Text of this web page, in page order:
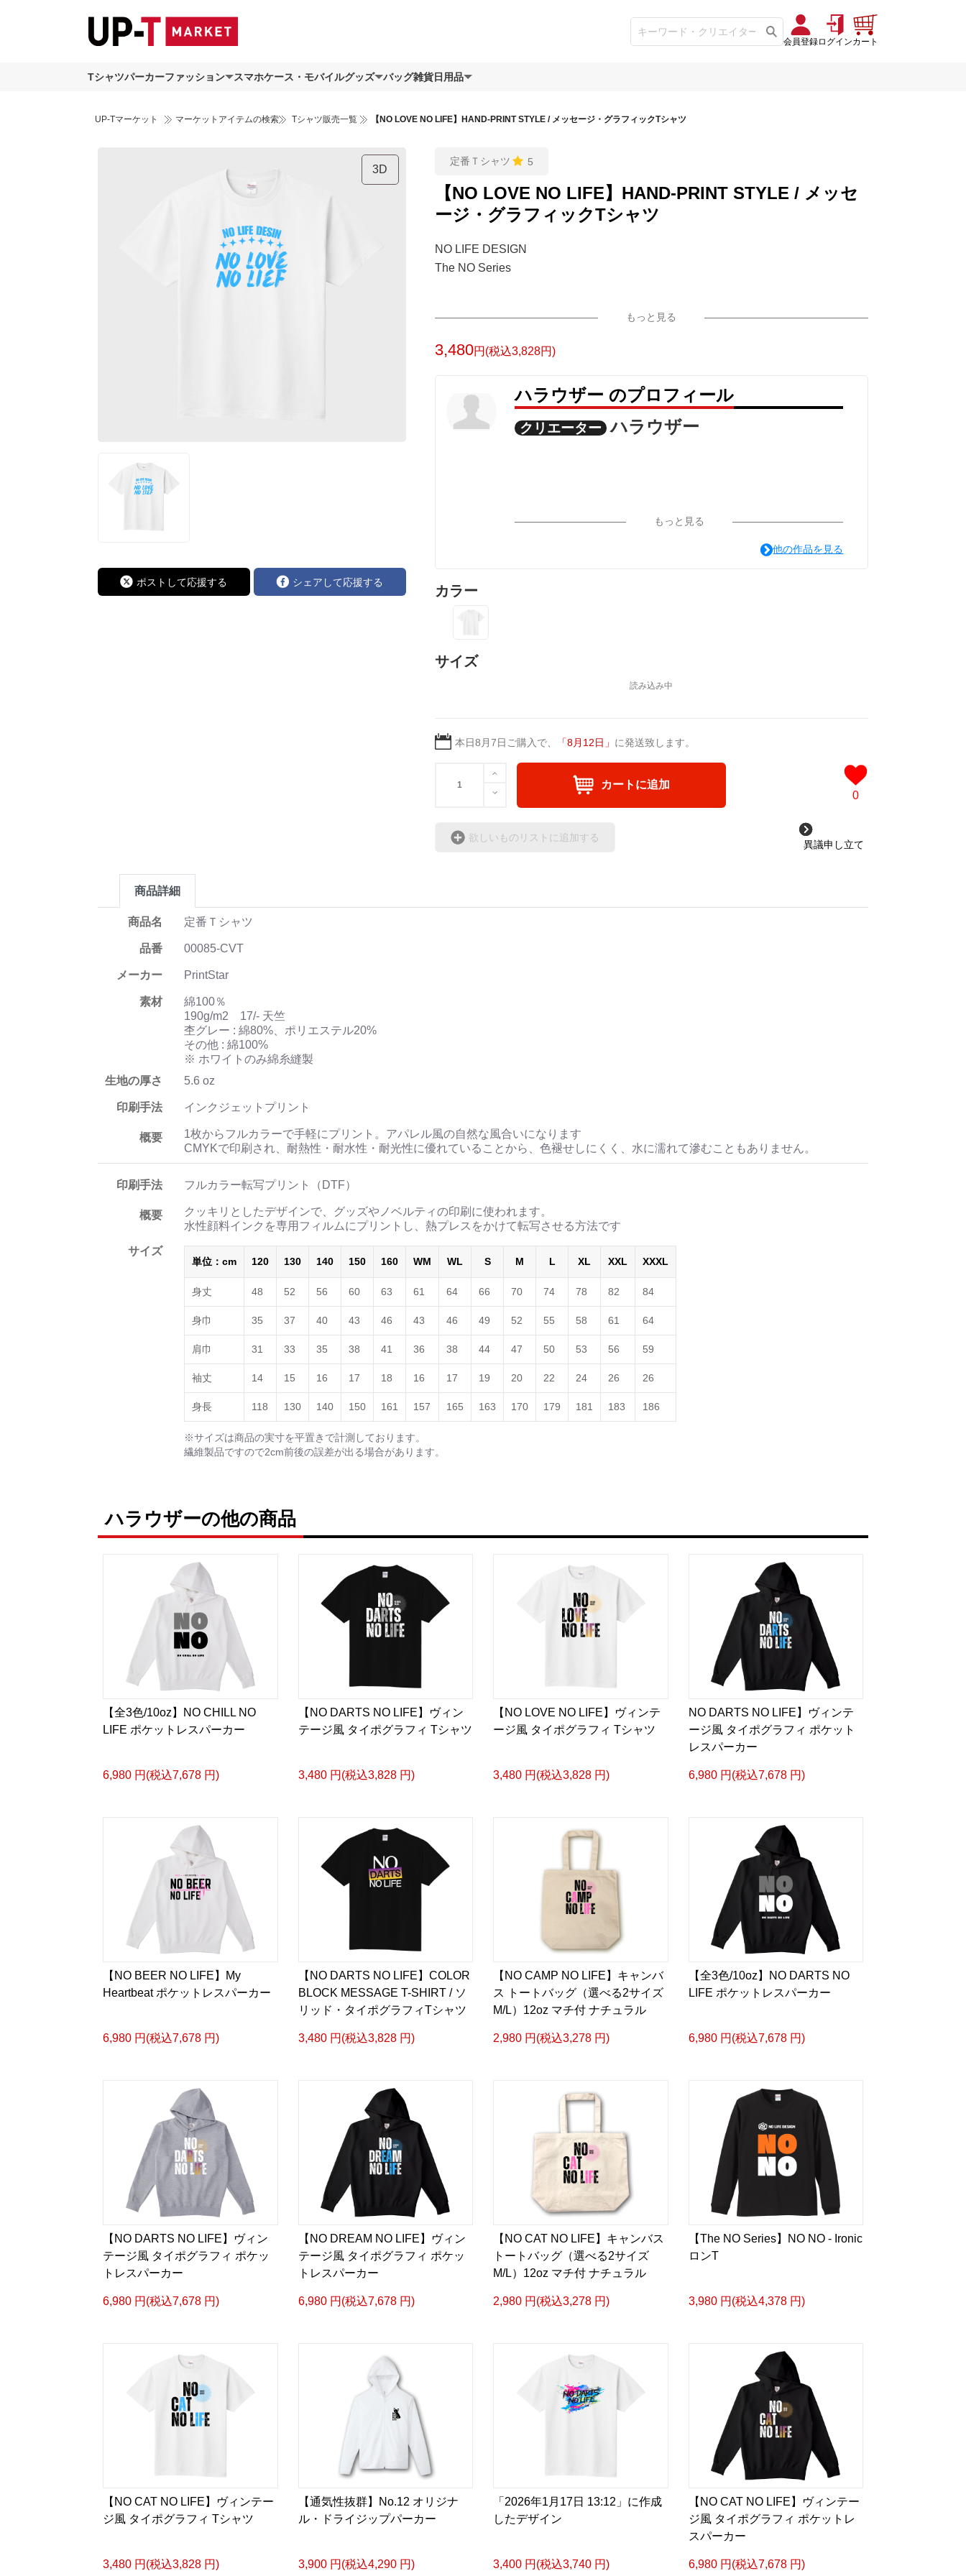
会員登録ログインカート
Tシャツパーカーファッション スマホケース・モバイルグッズ バッグ雑貨日用品
UP-Tマーケット マーケットアイテムの検索 Tシャツ販売一覧 【NO LOVE NO LIFE】HAND-PRINT STYLE / メッセージ・グラフィックTシャツ
3D
ポストして応援する シェアして応援する
定番Ｔシャツ 5
【NO LOVE NO LIFE】HAND-PRINT STYLE / メッセ
ージ・グラフィックTシャツ
NO LIFE DESIGN
The NO Series
NO LOVE NO LIFE.
大切な人、場所、思い出。甘すぎないクールでラフな質感が、ストリートな装いに
愛を添えます。
な雰囲気を演出。モノトーンの中に映えるアクセントカラーが、シンプルなコーデ
ィネートに個性をプラスします。しっかりとした生地感で、日常使いからアクティ
あなたのライフスタイルに欠かせない「一文字」を、その胸に力強く。
選べる、2つの表情。
クールで都会的、カラーラインの鮮やかさが引き立つ「ブラック」**。
あなたのスタイルに合わせて、ベースカラーをお選びいただけます。
洗練された力強さを放つ漆黒。落ち着いたトーンの中に浮かび上がるタイポグラフ
ィが、都会的でクールな印象を与えます。着痩せ効果もあり、タフに使い込めるス
トリートの定番カラーです。
2.ホワイト / White
王道のクリーンな白。ハンドペイント風の掠れたグラフィックが最も際立ち、清潔
感とストリート感を両立させます。どんなボトムスとも相性が良く、毎日のコーデ
ィネートの主役になる1枚です。
【ボディカラー：2色】
・ホワイト / ブラック
【ロゴカラー：6色】
3.ピンク / Pink
5.グラデーション / Graduation (Purple-Orange)
6.チャコールグレー / Charcoal Grey
あなたのスタイルに合わせて、ボディの色とロゴのカラーを自由に組み合わせてい
ただけます。
詳細は下の「商品オプション」からお選びください。
• 5.6oz コットン100% Tシャツ
本商品は受注生産となります。
もっと見る
3,480円(税込3,828円)
ハラウザー のプロフィール
クリエーター ハラウザー
もっと見る
他の作品を見る
カラー
サイズ
本日8月7日 ご購入で、 「8月12日 」 に発送致します。
カートに追加
0
欲しいものリストに追加する
異議申し立て
商品詳細
商品名 定番Ｔシャツ
品番 00085-CVT
メーカー PrintStar
素材
綿100％
190g/m2 17/- 天竺
杢グレー : 綿80%、ポリエステル20%
その他 : 綿100%
※ ホワイトのみ綿糸縫製
生地の厚さ
5.6 oz
印刷手法 インクジェットプリント
概要
1枚からフルカラーで手軽にプリント。アパレル風の自然な風合いになります
CMYKで印刷され、耐熱性・耐水性・耐光性に優れていることから、色褪せしにくく、水に濡れて滲むこともありません。
印刷手法 フルカラー転写プリント（DTF）
概要
クッキリとしたデザインで、グッズやノベルティの印刷に使われます。
水性顔料インクを専用フィルムにプリントし、熱プレスをかけて転写させる方法です
サイズ
単位：cm 120 130 140 150 160 WM WL S M L XL XXL XXXL
身丈 48 52 56 60 63 61 64 66 70 74 78 82 84
身巾 35 37 40 43 46 43 46 49 52 55 58 61 64
肩巾 31 33 35 38 41 36 38 44 47 50 53 56 59
袖丈 14 15 16 17 18 16 17 19 20 22 24 26 26
身長 118 130 140 150 161 157 165 163 170 179 181 183 186
※サイズは商品の実寸を平置きで計測しております。
繊維製品ですので2cm前後の誤差が出る場合があります。
ハラウザーの他の商品
【全3色/10oz】NO CHILL NO
LIFE ポケットレスパーカー
6,980 円(税込7,678 円)
【NO DARTS NO LIFE】ヴィン
テージ風 タイポグラフィ Tシャツ
3,480 円(税込3,828 円)
【NO LOVE NO LIFE】ヴィンテ
ージ風 タイポグラフィ Tシャツ
3,480 円(税込3,828 円)
NO DARTS NO LIFE】ヴィンテ
ージ風 タイポグラフィ ポケット
レスパーカー
6,980 円(税込7,678 円)
【NO BEER NO LIFE】My
Heartbeat ポケットレスパーカー
6,980 円(税込7,678 円)
【NO DARTS NO LIFE】COLOR
BLOCK MESSAGE T-SHIRT / ソ
リッド・タイポグラフィTシャツ
3,480 円(税込3,828 円)
【NO CAMP NO LIFE】キャンバ
ス トートバッグ（選べる2サイズ
M/L）12oz マチ付 ナチュラル
2,980 円(税込3,278 円)
【全3色/10oz】NO DARTS NO
LIFE ポケットレスパーカー
6,980 円(税込7,678 円)
【NO DARTS NO LIFE】ヴィン
テージ風 タイポグラフィ ポケッ
トレスパーカー
6,980 円(税込7,678 円)
【NO DREAM NO LIFE】ヴィン
テージ風 タイポグラフィ ポケッ
トレスパーカー
6,980 円(税込7,678 円)
【NO CAT NO LIFE】キャンバス
トートバッグ（選べる2サイズ
M/L）12oz マチ付 ナチュラル
2,980 円(税込3,278 円)
【The NO Series】NO NO - Ironic
ロンT
3,980 円(税込4,378 円)
【NO CAT NO LIFE】ヴィンテー
ジ風 タイポグラフィ Tシャツ
3,480 円(税込3,828 円)
【通気性抜群】No.12 オリジナ
ル・ドライジップパーカー
3,900 円(税込4,290 円)
「2026年1月17日 13:12」に作成
したデザイン
3,400 円(税込3,740 円)
【NO CAT NO LIFE】ヴィンテー
ジ風 タイポグラフィ ポケットレ
スパーカー
6,980 円(税込7,678 円)